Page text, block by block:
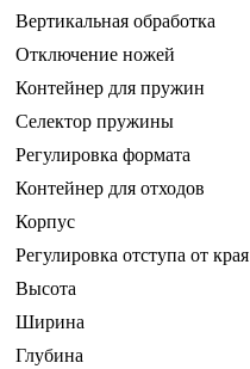
Вертикальная обработка
Отключение ножей
Контейнер для пружин
Селектор пружины
Регулировка формата
Контейнер для отходов
Корпус
Регулировка отступа от края
Высота
Ширина
Глубина